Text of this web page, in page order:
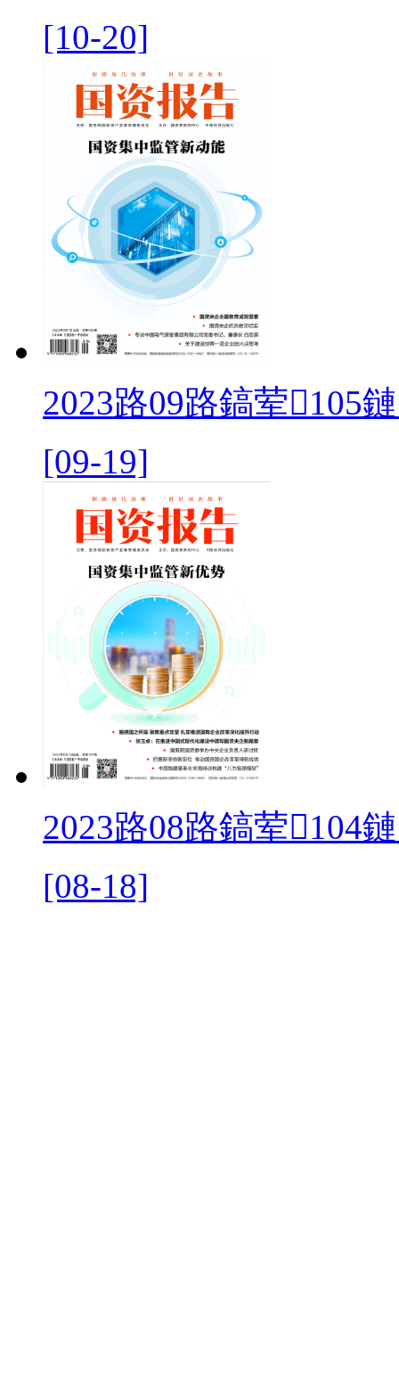
[10-20]
2023路09路鎬荤105
[09-19]
2023路08路鎬荤104
[08-18]